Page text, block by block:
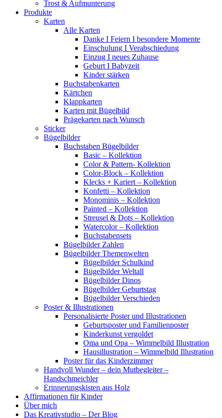
Trost & Aufmunterung
Produkte
Karten
Alle Karten
Danke I Feiern I besondere Momente
Einschulung I Verabschiedung
Einzug I neues Zuhause
Geburt I Babyzeit
Kinder stärken
Buchstabenkarten
Kärtchen
Klappkarten
Karten mit Bügelbild
Prägekarten nach Wunsch
Sticker
Bügelbilder
Buchstaben Bügelbilder
Basic – Kollektion
Color & Pattern- Kollektion
Color-Block – Kollektion
Klecks + Kariert – Kollektion
Konfetti – Kollektion
Monominis – Kollektion
Painted – Kollektion
Streusel & Dots – Kollektion
Watercolor – Kollektion
Buchstabensets
Bügelbilder Zahlen
Bügelbilder Themenwelten
Bügelbilder Schulkind
Bügelbilder Weltall
Bügelbilder Dinos
Bügelbilder Geburtstag
Bügelbilder Verschieden
Poster & Illustrationen
Personalisierte Poster und Illustrationen
Geburtsposter und Familienposter
Kinderkunst vergoldet
Oma und Opa – Wimmelbild Illustration
Hausillustration – Wimmelbild Illustration
Poster für das Kinderzimmer
Handvoll Wunder – dein Mutbegleiter –
Handschmeichler
Erinnerungskisten aus Holz
Affirmationen für Kinder
Über mich
Das Kreativstudio – Der Blog